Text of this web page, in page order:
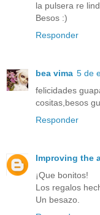
la pulsera re
Besos :)
Responder
bea vima 5 de
felicidades
cositas,besos
Responder
Improving the
¡Que bonitos!
Los regalos
Un besazo.